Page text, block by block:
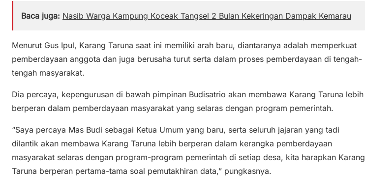
Baca juga: Nasib Warga Kampung Koceak Tangsel 2 Bulan Kekeringan Dampak Kemarau
Menurut Gus Ipul, Karang Taruna saat ini memiliki arah baru, diantaranya adalah memperkuat
pemberdayaan anggota dan juga berusaha turut serta dalam proses pemberdayaan di tengah-
tengah masyarakat.
Dia percaya, kepengurusan di bawah pimpinan Budisatrio akan membawa Karang Taruna lebih
berperan dalam pemberdayaan masyarakat yang selaras dengan program pemerintah.
“Saya percaya Mas Budi sebagai Ketua Umum yang baru, serta seluruh jajaran yang tadi
dilantik akan membawa Karang Taruna lebih berperan dalam kerangka pemberdayaan
masyarakat selaras dengan program-program pemerintah di setiap desa, kita harapkan Karang
Taruna berperan pertama-tama soal pemutakhiran data,” pungkasnya.